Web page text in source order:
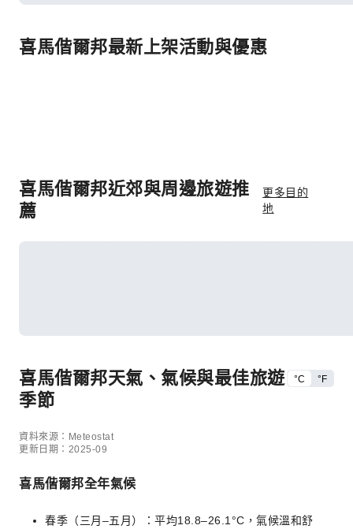
喜馬偕爾邦最新上架活動與優惠
喜馬偕爾邦近郊與周邊旅遊推
薦
更多目的
地
喜馬偕爾邦天氣、氣候與最佳旅遊
季節
°C °F
資料來源：Meteostat
更新日期：2025-09
喜馬偕爾邦全年氣候
春季（三月–五月）：平均18.8–26.1°C，氣候溫和舒